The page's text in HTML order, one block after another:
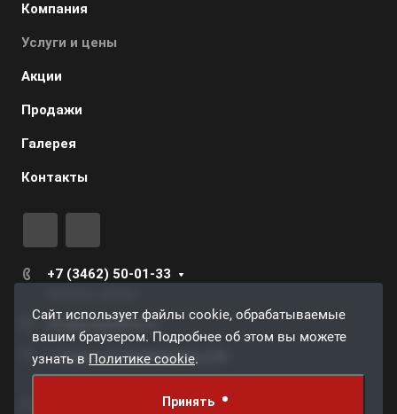
Компания
Услуги и цены
Акции
Продажи
Галерея
Контакты
+7 (3462) 50-01-33
info@surgutdrive.ru
г. Сургут, ул. Профсоюзов, д.59
© 2026 Грузовой автосервис СургутДрайв
Сайт использует файлы cookie, обрабатываемые
вашим браузером. Подробнее об этом вы можете
узнать в Политике cookie.
Принять